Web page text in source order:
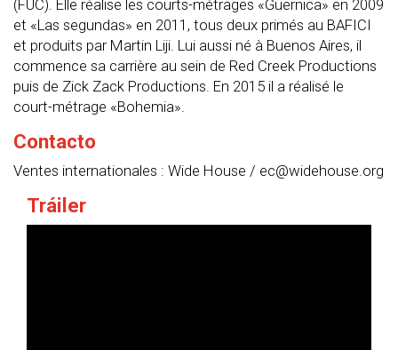
(FUC). Elle réalise les courts-métrages «Guernica» en 2009
et «Las segundas» en 2011, tous deux primés au BAFICI
et produits par Martin Liji. Lui aussi né à Buenos Aires, il
commence sa carrière au sein de Red Creek Productions
puis de Zick Zack Productions. En 2015 il a réalisé le
court-métrage «Bohemia».
Contacto
Ventes internationales : Wide House / ec@widehouse.org
Tráiler